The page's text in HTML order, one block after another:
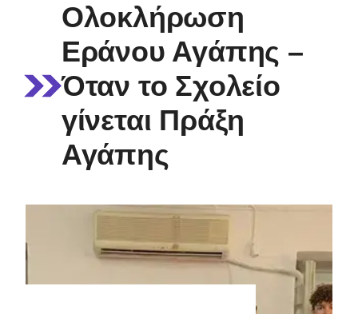
Ολοκλήρωση
Εράνου Αγάπης –
Όταν το Σχολείο
γίνεται Πράξη
Αγάπης